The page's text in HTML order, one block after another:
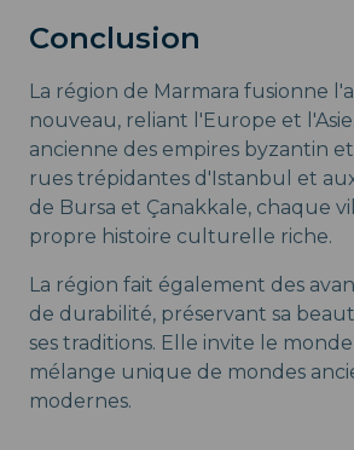
Conclusion
La région de Marmara fusionne
nouveau, reliant l'Europe et
ancienne des empires byzantin
rues trépidantes d'Istanbul et
de Bursa et Çanakkale, chaque
propre histoire culturelle riche.
La région fait également des
de durabilité, préservant sa
ses traditions. Elle invite le
mélange unique de mondes
modernes.